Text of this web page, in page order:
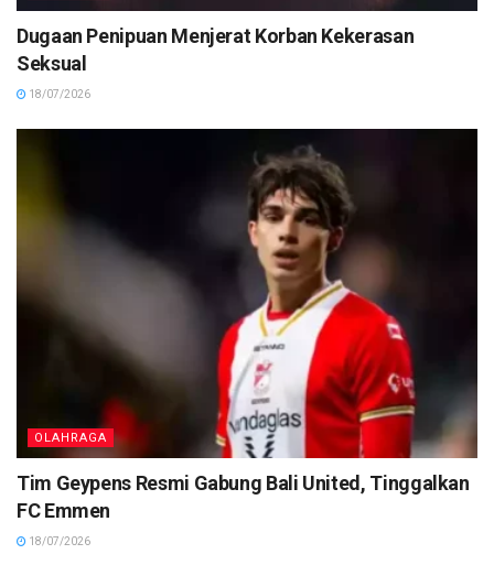
Dugaan Penipuan Menjerat Korban Kekerasan
Seksual
18/07/2026
OLAHRAGA
Tim Geypens Resmi Gabung Bali United, Tinggalkan
FC Emmen
18/07/2026